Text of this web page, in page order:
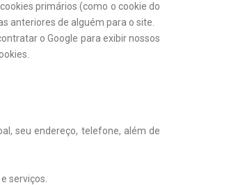
primários (como o cookie do
anteriores de alguém para o site.
o Google para exibir nossos
seu endereço, telefone, além de
serviços.